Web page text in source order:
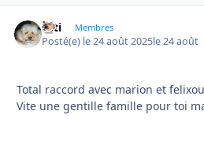
asti Membres
Posté(e) le 24 août 2025le 24 août
Total raccord avec marion et felixou
Vite une gentille famille pour toi